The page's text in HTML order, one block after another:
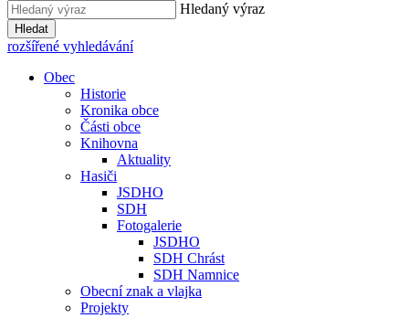
Hledaný výraz
Hledat
rozšířené vyhledávání
Obec
Historie
Kronika obce
Části obce
Knihovna
Aktuality
Hasiči
JSDHO
SDH
Fotogalerie
JSDHO
SDH Chrást
SDH Namnice
Obecní znak a vlajka
Projekty